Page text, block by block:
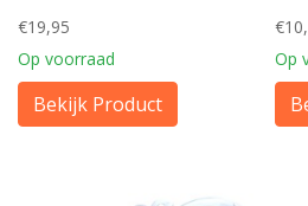
€19,95
Op voorraad
Bekijk Product
Op